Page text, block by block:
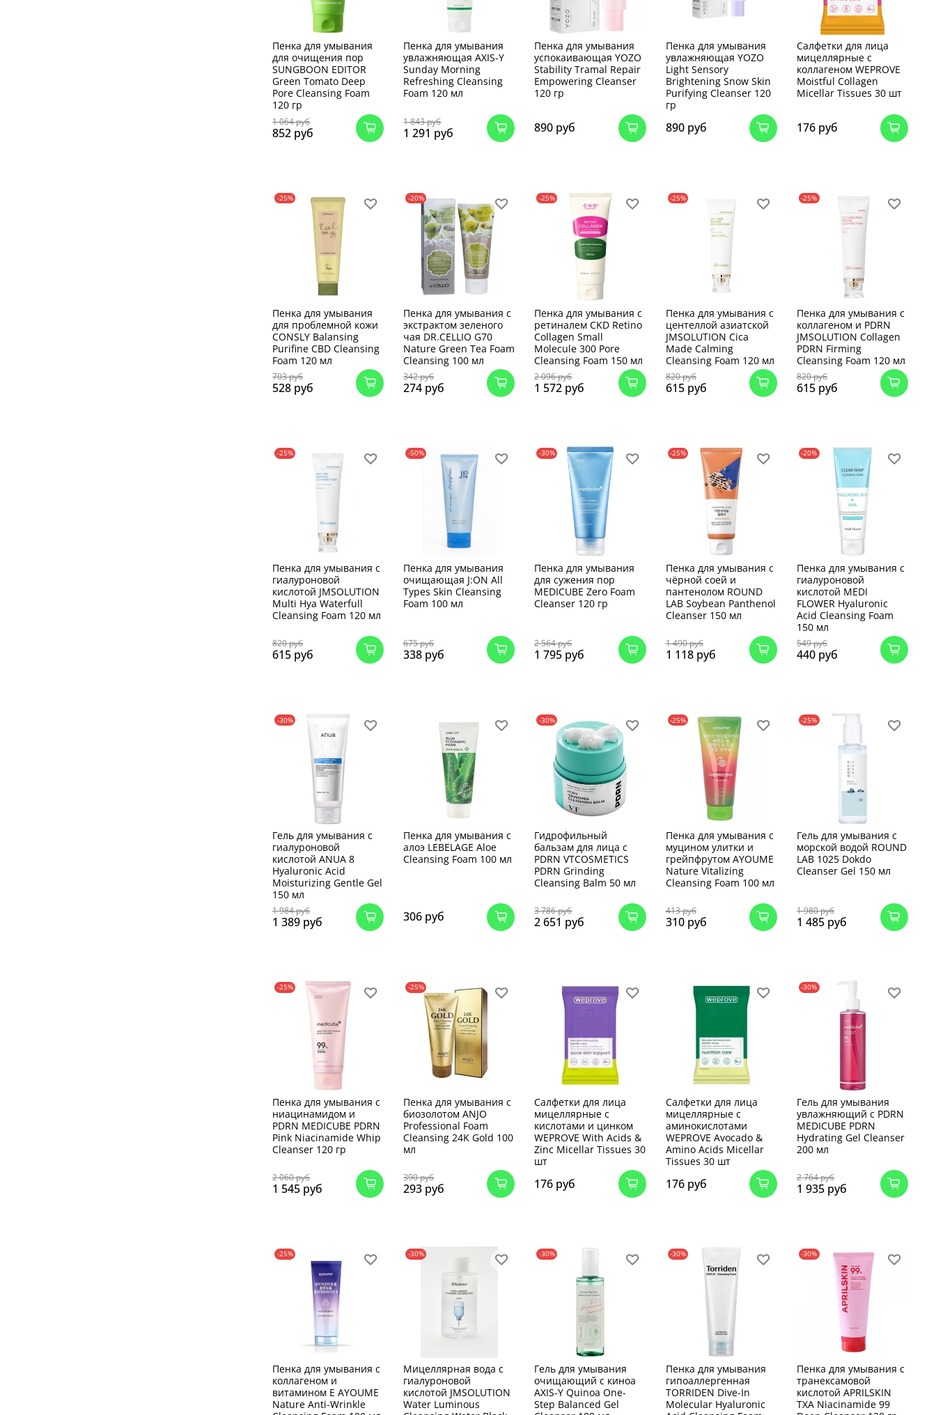
Пенка для умывания
для очищения пор
SUNGBOON EDITOR
Green Tomato Deep
Pore Cleansing Foam
120 гр
1 064 руб
852 руб
Пенка для умывания
увлажняющая AXIS-Y
Sunday Morning
Refreshing Cleansing
Foam 120 мл
1 843 руб
1 291 руб
Пенка для умывания
успокаивающая YOZO
Stability Tramal Repair
Empowering Cleanser
120 гр
890 руб
Пенка для умывания
увлажняющая YOZO
Light Sensory
Brightening Snow Skin
Purifying Cleanser 120
гр
890 руб
Салфетки для лица
мицеллярные с
коллагеном WEPROVE
Moistful Collagen
Micellar Tissues 30 шт
176 руб
-25%
Пенка для умывания
для проблемной кожи
CONSLY Balansing
Purifine CBD Cleansing
Foam 120 мл
703 руб
528 руб
-20%
Пенка для умывания с
экстрактом зеленого
чая DR.CELLIO G70
Nature Green Tea Foam
Cleansing 100 мл
342 руб
274 руб
-25%
Пенка для умывания с
ретиналем CKD Retino
Collagen Small
Molecule 300 Pore
Cleansing Foam 150 мл
2 096 руб
1 572 руб
-25%
Пенка для умывания с
центеллой азиатской
JMSOLUTION Cica
Made Calming
Cleansing Foam 120 мл
820 руб
615 руб
-25%
Пенка для умывания с
коллагеном и PDRN
JMSOLUTION Collagen
PDRN Firming
Cleansing Foam 120 мл
820 руб
615 руб
-25%
Пенка для умывания с
гиалуроновой
кислотой JMSOLUTION
Multi Hya Waterfull
Cleansing Foam 120 мл
820 руб
615 руб
-50%
Пенка для умывания
очищающая J:ON All
Types Skin Cleansing
Foam 100 мл
675 руб
338 руб
-30%
Пенка для умывания
для сужения пор
MEDICUBE Zero Foam
Cleanser 120 гр
2 564 руб
1 795 руб
-25%
Пенка для умывания с
чёрной соей и
пантенолом ROUND
LAB Soybean Panthenol
Cleanser 150 мл
1 490 руб
1 118 руб
-20%
Пенка для умывания с
гиалуроновой
кислотой MEDI
FLOWER Hyaluronic
Acid Cleansing Foam
150 мл
549 руб
440 руб
-30%
Гель для умывания с
гиалуроновой
кислотой ANUA 8
Hyaluronic Acid
Moisturizing Gentle Gel
150 мл
1 984 руб
1 389 руб
Пенка для умывания с
алоэ LEBELAGE Aloe
Cleansing Foam 100 мл
306 руб
-30%
Гидрофильный
бальзам для лица с
PDRN VTCOSMETICS
PDRN Grinding
Cleansing Balm 50 мл
3 786 руб
2 651 руб
-25%
Пенка для умывания с
муцином улитки и
грейпфрутом AYOUME
Nature Vitalizing
Cleansing Foam 100 мл
413 руб
310 руб
-25%
Гель для умывания с
морской водой ROUND
LAB 1025 Dokdo
Cleanser Gel 150 мл
1 980 руб
1 485 руб
-25%
Пенка для умывания с
ниацинамидом и
PDRN MEDICUBE PDRN
Pink Niacinamide Whip
Cleanser 120 гр
2 060 руб
1 545 руб
-25%
Пенка для умывания с
биозолотом ANJO
Professional Foam
Cleansing 24K Gold 100
мл
390 руб
293 руб
Салфетки для лица
мицеллярные с
кислотами и цинком
WEPROVE With Acids &
Zinc Micellar Tissues 30
шт
176 руб
Салфетки для лица
мицеллярные с
аминокислотами
WEPROVE Avocado &
Amino Acids Micellar
Tissues 30 шт
176 руб
-30%
Гель для умывания
увлажняющий с PDRN
MEDICUBE PDRN
Hydrating Gel Cleanser
200 мл
2 764 руб
1 935 руб
-25%
Пенка для умывания с
коллагеном и
витамином Е AYOUME
Nature Anti-Wrinkle
-30%
Мицеллярная вода с
гиалуроновой
кислотой JMSOLUTION
Water Luminous
-30%
Гель для умывания
очищающий с киноа
AXIS-Y Quinoa One-
Step Balanced Gel
-30%
Пенка для умывания
гипоаллергенная
TORRIDEN Dive-In
Molecular Hyaluronic
-30%
Пенка для умывания с
транексамовой
кислотой APRILSKIN
TXA Niacinamide 99